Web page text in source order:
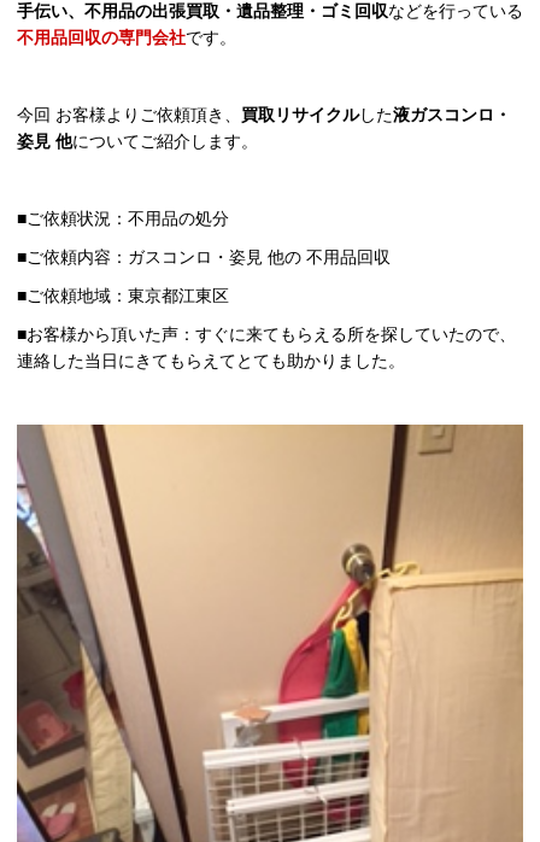
手伝い、不用品の出張買取・遺品整理・ゴミ回収などを行っている
不用品回収の専門会社です。
今回 お客様よりご依頼頂き、 買取リサイクルした液ガスコンロ・
姿見 他についてご紹介します。
■ご依頼状況：不用品の処分
■ご依頼内容：ガスコンロ・姿見 他の 不用品回収
■ご依頼地域：東京都江東区
■お客様から頂いた声：すぐに来てもらえる所を探していたので、
連絡した当日にきてもらえてとても助かりました。